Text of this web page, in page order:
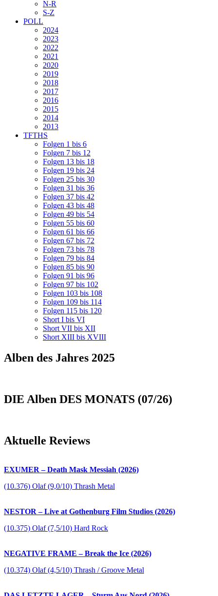
N-R
S-Z
POLL
2024
2023
2022
2021
2020
2019
2018
2017
2016
2015
2014
2013
TFTHS
Folgen 1 bis 6
Folgen 7 bis 12
Folgen 13 bis 18
Folgen 19 bis 24
Folgen 25 bis 30
Folgen 31 bis 36
Folgen 37 bis 42
Folgen 43 bis 48
Folgen 49 bis 54
Folgen 55 bis 60
Folgen 61 bis 66
Folgen 67 bis 72
Folgen 73 bis 78
Folgen 79 bis 84
Folgen 85 bis 90
Folgen 91 bis 96
Folgen 97 bis 102
Folgen 103 bis 108
Folgen 109 bis 114
Folgen 115 bis 120
Short I bis VI
Short VII bis XII
Short XIII bis XVIII
Alben des Jahres 2025
DIE Alben DES MONATS (07/26)
Aktuelle Reviews
EXUMER – Death Mask Messiah (2026)
(10.376) Olaf (9,0/10) Thrash Metal
NESTOR – Live at Gothenburg Film Studios (2026)
(10.375) Olaf (7,5/10) Hard Rock
NEGATIVE FRAME – Break the Ice (2026)
(10.374) Olaf (4,5/10) Thrash / Groove Metal